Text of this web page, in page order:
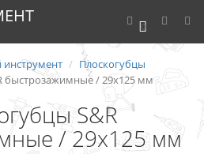
0
инструмент
Плоскогубцы
быстрозажимные / 29х125 мм
S&R
/ 29х125 мм